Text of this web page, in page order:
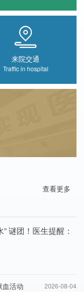
来院交通
Traffic in hospital
查看更多
谜团！医生提醒：
2026-08-04
血活动